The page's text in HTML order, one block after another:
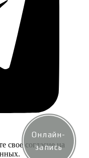
Онлайн-
запись
свое согласие на